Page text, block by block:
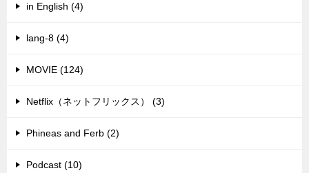
in English (4)
lang-8 (4)
MOVIE (124)
Netflix（ネットフリックス） (3)
Phineas and Ferb (2)
Podcast (10)